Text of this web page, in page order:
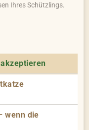
Ihres Schützlings.
wenn die